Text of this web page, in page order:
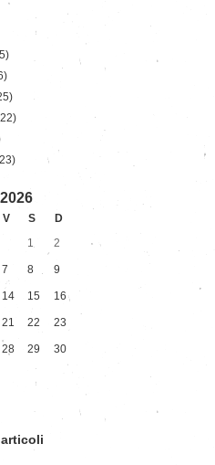
V S
D
1
2
7 8 9
14 15 16
21 22 23
28 29 30